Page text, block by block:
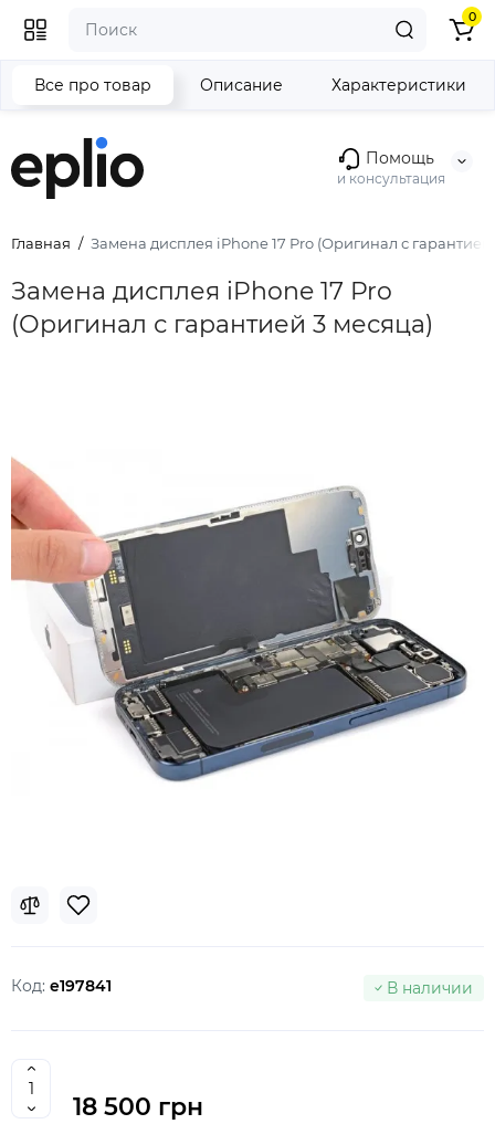
Помощь
и консультация
0
Главная Замена дисплея iPhone 17 Pro (Оригинал с гарантией
Замена дисплея iPhone 17 Pro
(Оригинал с гарантией 3 месяца)
Все про товар Описание Характеристики
Код: e197841 В наличии
18 500 грн